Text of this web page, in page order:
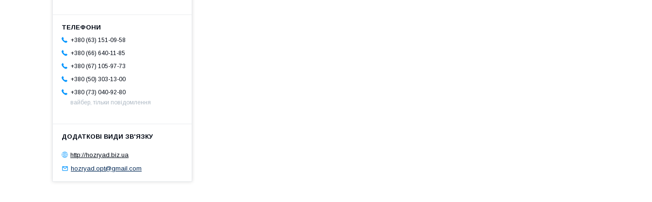
+380 (63) 151-09-58
+380 (66) 640-11-85
+380 (67) 105-97-73
+380 (50) 303-13-00
+380 (73) 040-92-80
вайбер, тільки повідомлення
http://hozryad.biz.ua
hozryad.opt@gmail.com